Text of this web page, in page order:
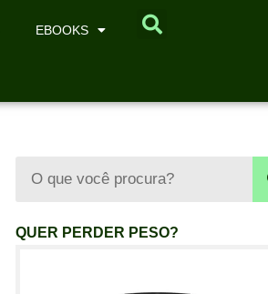
EBOOKS
QUER PERDER PESO?